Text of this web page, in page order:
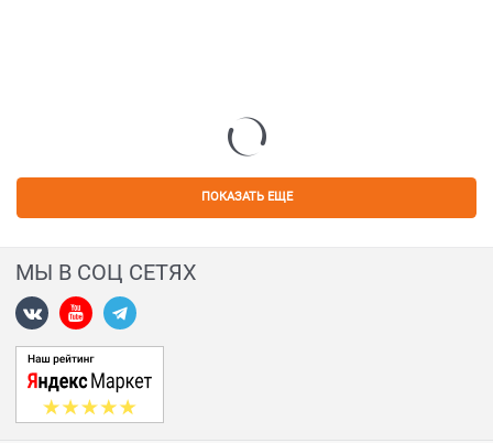
ПОКАЗАТЬ ЕЩЕ
МЫ В СОЦ СЕТЯХ